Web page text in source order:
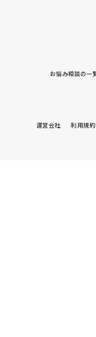
お悩み相談の一
運営会社 利用規約